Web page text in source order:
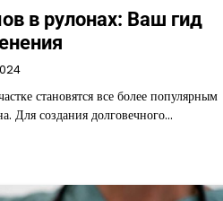
в рулонах: Ваш гид
становятся все более популярным
Для создания долговечного…